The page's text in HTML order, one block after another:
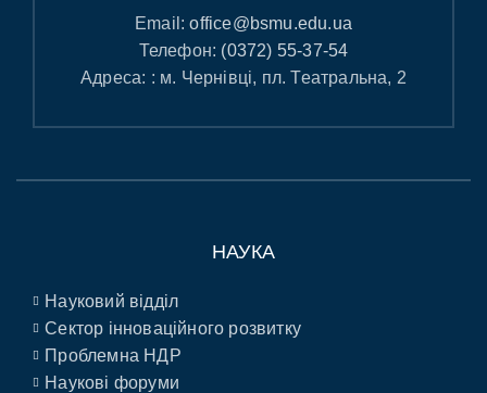
Email:office@bsmu.edu.ua
Телефон: (0372) 55-37-54
Адреса: : м. Чернівці, пл. Театральна, 2
НАУКА
Науковий відділ
Сектор інноваційного розвитку
Проблемна НДР
Наукові форуми